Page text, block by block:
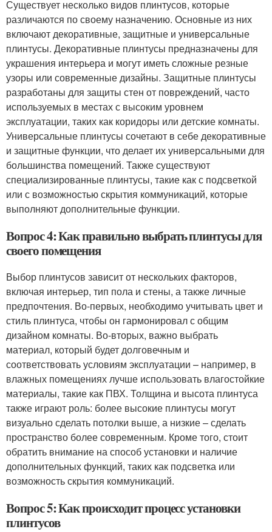
Существует несколько видов плинтусов, которые
различаются по своему назначению. Основные из них
включают декоративные, защитные и универсальные
плинтусы. Декоративные плинтусы предназначены для
украшения интерьера и могут иметь сложные резные
узоры или современные дизайны. Защитные плинтусы
разработаны для защиты стен от повреждений, часто
используемых в местах с высоким уровнем
эксплуатации, таких как коридоры или детские комнаты.
Универсальные плинтусы сочетают в себе декоративные
и защитные функции, что делает их универсальными для
большинства помещений. Также существуют
специализированные плинтусы, такие как с подсветкой
или с возможностью скрытия коммуникаций, которые
выполняют дополнительные функции.
Вопрос 4: Как правильно выбрать плинтусы для
своего помещения
Выбор плинтусов зависит от нескольких факторов,
включая интерьер, тип пола и стены, а также личные
предпочтения. Во-первых, необходимо учитывать цвет и
стиль плинтуса, чтобы он гармонировал с общим
дизайном комнаты. Во-вторых, важно выбрать
материал, который будет долговечным и
соответствовать условиям эксплуатации – например, в
влажных помещениях лучше использовать влагостойкие
материалы, такие как ПВХ. Толщина и высота плинтуса
также играют роль: более высокие плинтусы могут
визуально сделать потолки выше, а низкие – сделать
пространство более современным. Кроме того, стоит
обратить внимание на способ установки и наличие
дополнительных функций, таких как подсветка или
возможность скрытия коммуникаций.
Вопрос 5: Как происходит процесс установки
плинтусов